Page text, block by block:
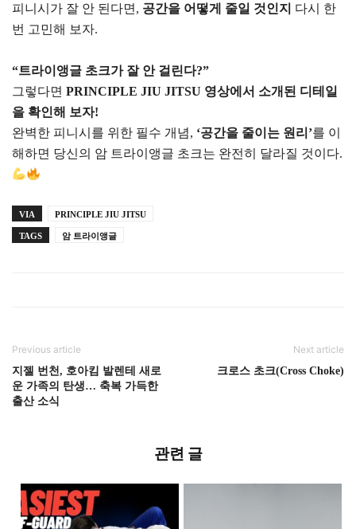
피니시가 잘 안 된다면, 공간을 어떻게 줄일 것인지 다시 한
번 고민해 보자.
“트라이앵글 초크가 잘 안 걸린다?”
그렇다면 PRINCIPLE JIU JITSU 영상에서 소개된 디테일
을 확인해 보자!
완벽한 피니시를 위한 필수 개념, ‘공간을 줄이는 원리’를 이
해하면 당신의 암 트라이앵글 초크는 완전히 달라질 것이다.
VIA PRINCIPLE JIU JITSU
TAGS 암 트라이앵글
Previous article
지젤 번천, 호아킴 발렌테 새로
운 가족의 탄생… 축복 가득한
출산 소식
Next article
크로스 초크(Cross Choke)
관련 글